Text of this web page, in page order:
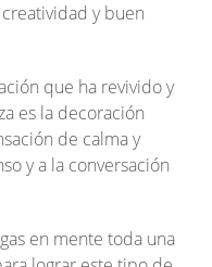
y buen
que ha revivido y
es la decoración
de calma y
y a la conversación
en mente toda una